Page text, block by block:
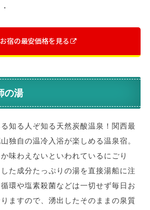
お宿の最安価格を見る
の湯
知る人ぞ知る天然炭酸温泉！関西最
独自の温冷入浴が楽しめる温泉宿。
味わえないといわれているにごり
た成分たっぷりの湯を直接湯船に注
環や塩素殺菌などは一切せず毎日お
ますので、湧出したそのままの泉質